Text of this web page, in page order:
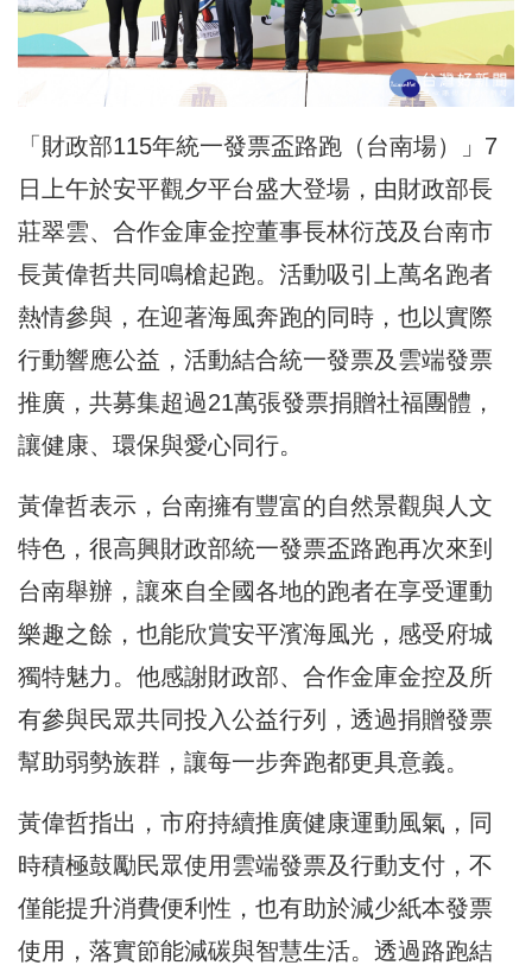
「財政部115年統一發票盃路跑（台南場）」7
日上午於安平觀夕平台盛大登場，由財政部長
莊翠雲、合作金庫金控董事長林衍茂及台南市
長黃偉哲共同鳴槍起跑。活動吸引上萬名跑者
熱情參與，在迎著海風奔跑的同時，也以實際
行動響應公益，活動結合統一發票及雲端發票
推廣，共募集超過21萬張發票捐贈社福團體，
讓健康、環保與愛心同行。
黃偉哲表示，台南擁有豐富的自然景觀與人文
特色，很高興財政部統一發票盃路跑再次來到
台南舉辦，讓來自全國各地的跑者在享受運動
樂趣之餘，也能欣賞安平濱海風光，感受府城
獨特魅力。他感謝財政部、合作金庫金控及所
有參與民眾共同投入公益行列，透過捐贈發票
幫助弱勢族群，讓每一步奔跑都更具意義。
黃偉哲指出，市府持續推廣健康運動風氣，同
時積極鼓勵民眾使用雲端發票及行動支付，不
僅能提升消費便利性，也有助於減少紙本發票
使用，落實節能減碳與智慧生活。透過路跑結